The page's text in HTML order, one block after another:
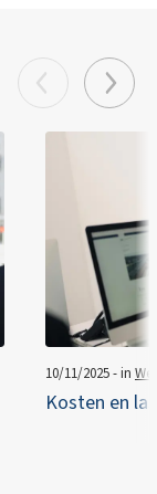
10/11/2025 - in
Kosten en